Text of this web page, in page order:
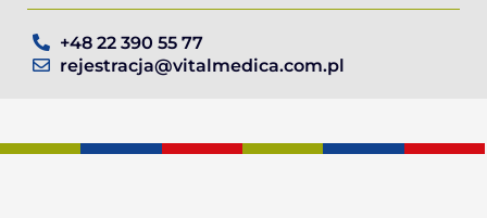
+48 22 390 55 77
rejestracja@vitalmedica.com.pl